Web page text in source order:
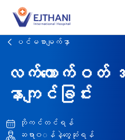
Skip to content
ပင်မစာမျက်နှာ
လက်ကောက်ဝတ်
နာကျင်ခြင်း
ဘိုကင်တင်ရန်
ဆရာ၀◌န်နဲ့တွေ့ဆုံရန်